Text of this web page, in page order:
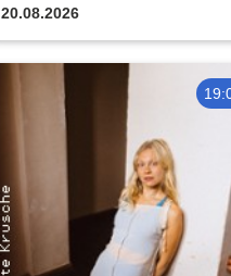
20.08.2026